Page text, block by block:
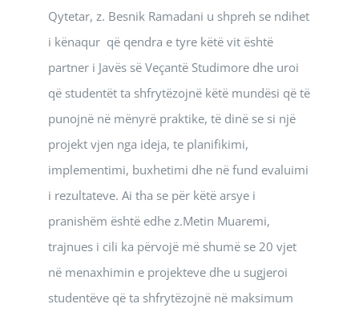
Qytetar, z. Besnik Ramadani u shpreh se ndihet
i kënaqur që qendra e tyre këtë vit është
partner i Javës së Veçantë Studimore dhe uroi
që studentët ta shfrytëzojnë këtë mundësi që të
punojnë në mënyrë praktike, të dinë se si një
projekt vjen nga ideja, te planifikimi,
implementimi, buxhetimi dhe në fund evaluimi
i rezultateve. Ai tha se për këtë arsye i
pranishëm është edhe z.Metin Muaremi,
trajnues i cili ka përvojë më shumë se 20 vjet
në menaxhimin e projekteve dhe u sugjeroi
studentëve që ta shfrytëzojnë në maksimum